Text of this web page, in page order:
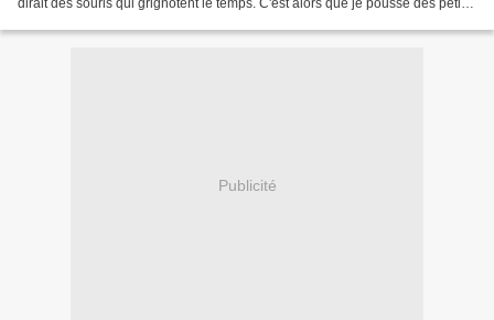
dirait des souris qui grignotent le temps. C'est alors que je pousse des petits
Publicité